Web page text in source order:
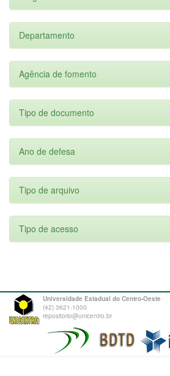
Departamento
Agência de fomento
Tipo de documento
Ano de defesa
Tipo de arquivo
Tipo de acesso
Universidade Estadual do Centro-Oeste
(42) 3621-1000
repositorio@unicentro.br